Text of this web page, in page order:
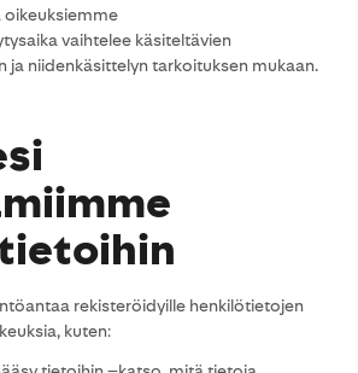
oikeuksiemme
vaihtelee käsiteltävien
ja niidenkäsittelyn tarkoituksen mukaan.
rekisteröidyille henkilötietojen
kuten: